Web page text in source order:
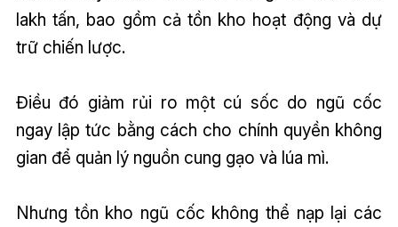
lakh tấn, bao gồm cả tồn kho hoạt động và dự
trữ chiến lược.
Điều đó giảm rủi ro một cú sốc do ngũ cốc
ngay lập tức bằng cách cho chính quyền không
gian để quản lý nguồn cung gạo và lúa mì.
Nhưng tồn kho ngũ cốc không thể nạp lại các